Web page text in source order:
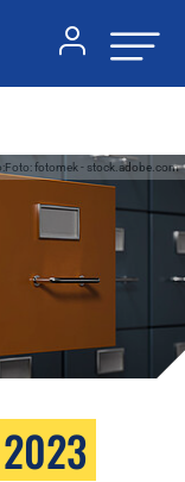
fotomek - stock.adobe.com